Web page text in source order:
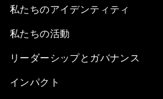
私たちのアイデンティティ
私たちの活動
リーダーシップとガバナンス
インパクト